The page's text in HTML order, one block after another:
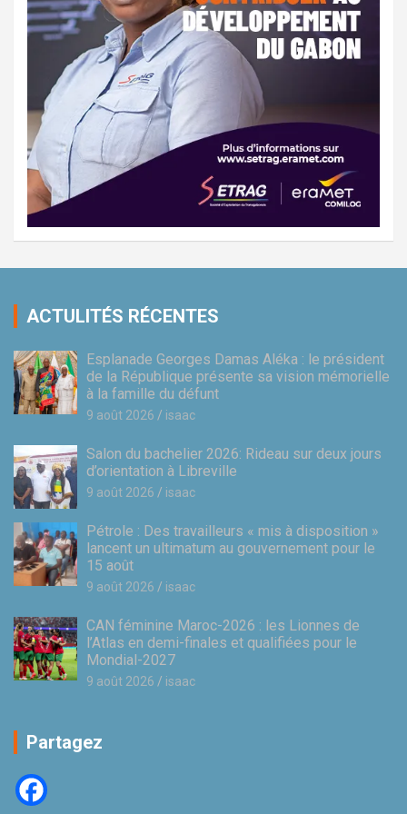
ACTULITÉS RÉCENTES
Esplanade Georges Damas Aléka : le président
de la République présente sa vision mémorielle
à la famille du défunt
9 août 2026 isaac
Salon du bachelier 2026: Rideau sur deux jours
d’orientation à Libreville
9 août 2026 isaac
Pétrole : Des travailleurs « mis à disposition »
lancent un ultimatum au gouvernement pour le
15 août
9 août 2026 isaac
CAN féminine Maroc-2026 : les Lionnes de
l’Atlas en demi-finales et qualifiées pour le
Mondial-2027
9 août 2026 isaac
Partagez